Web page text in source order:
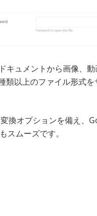
ュメントから画像、
類以上のファイル形式
換オプションを備え、
ムーズです。